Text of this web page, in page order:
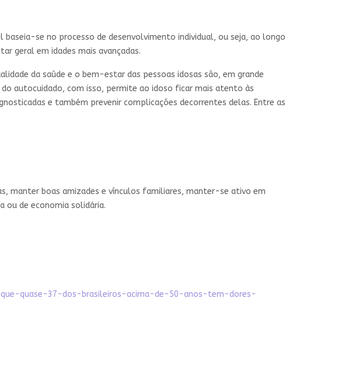
baseia-se no processo de desenvolvimento individual, ou seja, ao longo
geral em idades mais avançadas.
da saúde e o bem-estar das pessoas idosas são, em grande
autocuidado, com isso, permite ao idoso ficar mais atento às
e também prevenir complicações decorrentes delas. Entre as
manter boas amizades e vínculos familiares, manter-se ativo em
ou de economia solidária.
quase-37-dos-brasileiros-acima-de-50-anos-tem-dores-